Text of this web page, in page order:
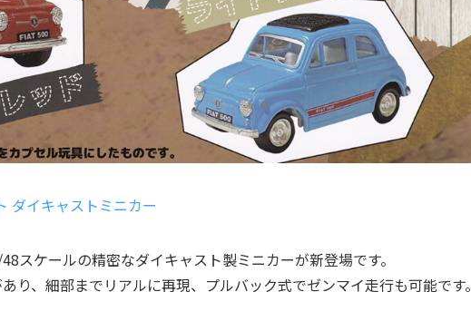
ダイキャストミニカー
スケールの精密なダイキャスト製ミニカーが新登場です。
り、細部までリアルに再現、プルバック式でゼンマイ走行も可能です。